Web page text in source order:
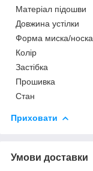
Матеріал підошви
Довжина устілки
Форма миска/носка
Колір
Застібка
Прошивка
Стан
Приховати
Умови доставки